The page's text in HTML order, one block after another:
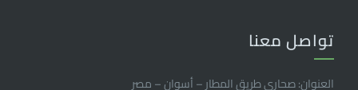
تواصل معنا
العنوان: صحاري طريق المطار – أسوان – مصر